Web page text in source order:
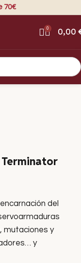
70€
0 0,00
del
mutaciones y
y